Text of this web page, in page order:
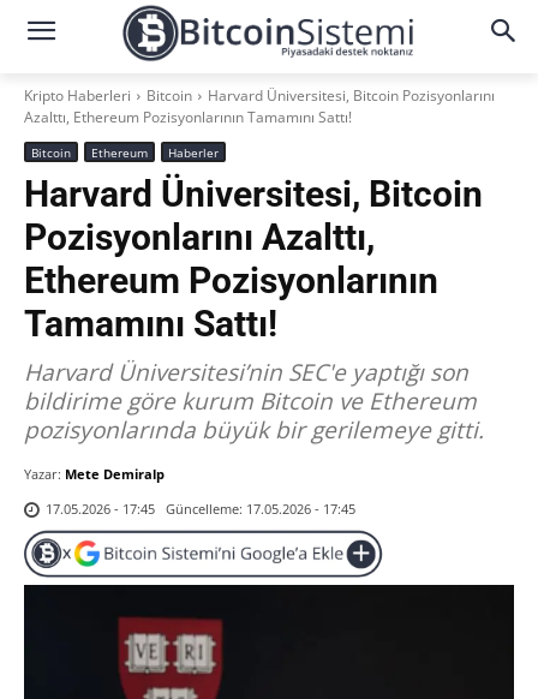
Kripto Haberleri Bitcoin
Harvard Üniversitesi, Bitcoin Pozisyonlarını
Azalttı, Ethereum Pozisyonlarının Tamamını Sattı!
Bitcoin Ethereum Haberler
Harvard Üniversitesi, Bitcoin
Pozisyonlarını Azalttı,
Ethereum Pozisyonlarının
Tamamını Sattı!
Harvard Üniversitesi’nin SEC'e yaptığı son
bildirime göre kurum Bitcoin ve Ethereum
pozisyonlarında büyük bir gerilemeye gitti.
Yazar: Mete Demiralp
17.05.2026 - 17:45 Güncelleme: 17.05.2026 - 17:45